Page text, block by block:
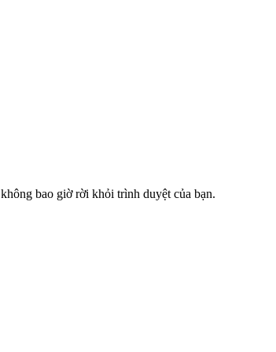
bao giờ rời khỏi trình duyệt của bạn.